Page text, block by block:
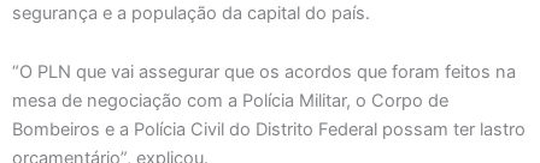
segurança e a população da capital do país.
“O PLN que vai assegurar que os acordos que foram feitos na
mesa de negociação com a Polícia Militar, o Corpo de
Bombeiros e a Polícia Civil do Distrito Federal possam ter lastro
orçamentário”, explicou.